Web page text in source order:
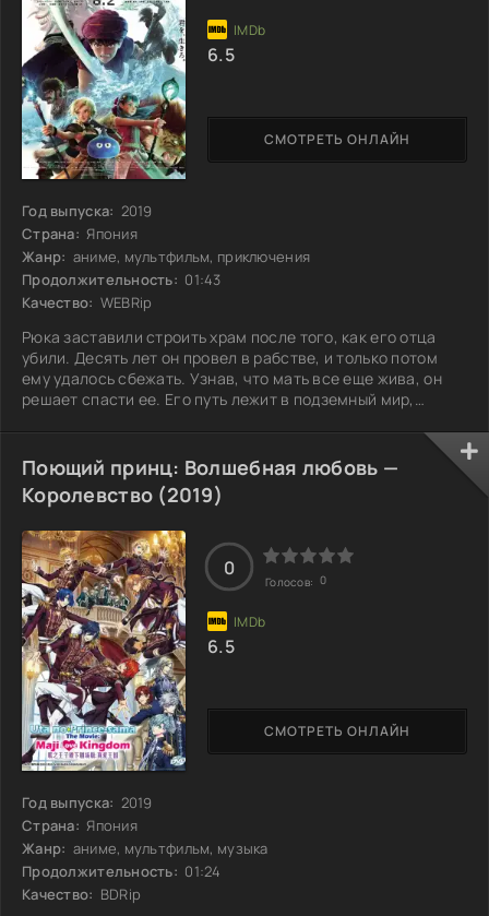
Год выпуска: 2019
Страна: Япония
Жанр: аниме, мультфильм, приключения
Продолжительность: 01:43
Качество: WEBRip
Рюка заставили строить храм после того, как его отца
убили. Десять лет он провел в рабстве, и только потом
ему удалось сбежать. Узнав, что мать все еще жива, он
решает спасти ее. Его путь лежит в подземный мир,
вернуть семью, или его ждет нечто более неожиданное?
СМОТРЕТЬ ОНЛАЙН
6.5
Поющий принц: Волшебная любовь —
Королевство (2019)
Год выпуска: 2019
Страна: Япония
Жанр: аниме, мультфильм, музыка
Продолжительность: 01:24
Качество: BDRip
СМОТРЕТЬ ОНЛАЙН
0
Голосов: 0
6.5